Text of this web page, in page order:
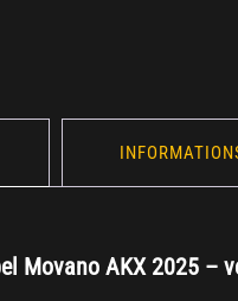
Movano AKX 2025